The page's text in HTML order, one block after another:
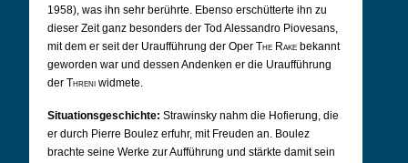
1958), was ihn sehr berührte. Ebenso erschütterte ihn zu
dieser Zeit ganz besonders der Tod Alessandro Piovesans,
mit dem er seit der Uraufführung der Oper The Rake bekannt
geworden war und dessen Andenken er die Uraufführung
der Threni widmete.
Situationsgeschichte: Strawinsky nahm die Hofierung, die
er durch Pierre Boulez erfuhr, mit Freuden an. Boulez
brachte seine Werke zur Aufführung und stärkte damit sein